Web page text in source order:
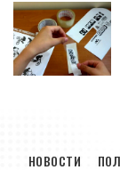
НОВОСТИ